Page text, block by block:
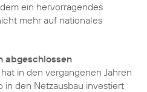
ein hervorragendes
mehr auf nationales
abgeschlossen
in den vergangenen Jahren
in den Netzausbau investiert